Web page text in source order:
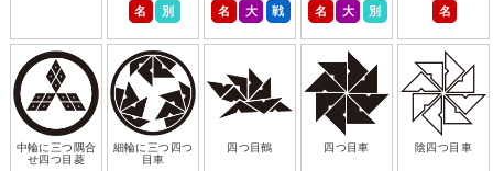
名 別 名 大 戦 名 大 別 名
中輪に三つ隅合
せ四つ目菱
細輪に三つ四つ
目車
四つ目鶴 四つ目車 陰四つ目車